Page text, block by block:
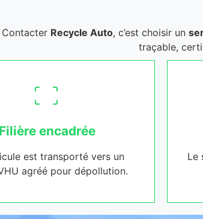
Contacter Recycle Auto, c’est choisir un
traçable,
Filière encadrée
est transporté vers un
agréé pour dépollution.
Le